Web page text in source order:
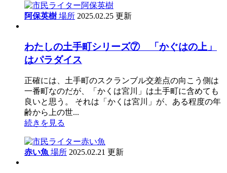
阿保英樹 場所 2025.02.25 更新
わたしの土手町シリーズ⑦ 「かぐはの上」
はパラダイス
正確には、土手町のスクランブル交差点の向こう側は
一番町なのだが、「かくは宮川」は土手町に含めても
良いと思う。 それは「かくは宮川」が、ある程度の年
齢から上の世...
続きを見る
赤い魚 場所 2025.02.21 更新